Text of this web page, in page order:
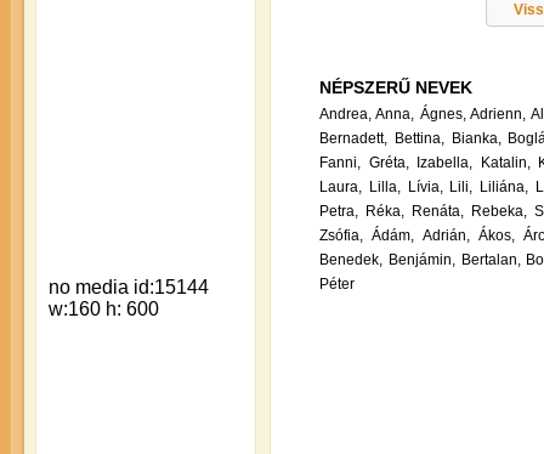
NÉPSZERŰ NEVEK
Andrea, Anna, Ágnes, Adrienn,
Bernadett, Bettina, Bianka,
Fanni, Gréta, Izabella, Katalin,
Laura, Lilla, Lívia, Lili, Liliána,
Petra, Réka, Renáta, Rebeka,
Zsófia, Ádám, Adrián, Ákos,
Benedek, Benjámin, Bertalan,
Péter